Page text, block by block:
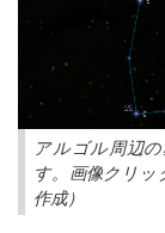
アルゴル周辺
す。画像クリッ
作成）